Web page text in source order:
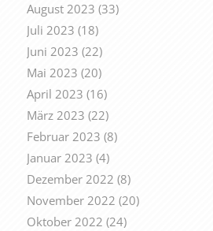
August 2023 (33)
Juli 2023 (18)
Juni 2023 (22)
Mai 2023 (20)
April 2023 (16)
März 2023 (22)
Februar 2023 (8)
Januar 2023 (4)
Dezember 2022 (8)
November 2022 (20)
Oktober 2022 (24)